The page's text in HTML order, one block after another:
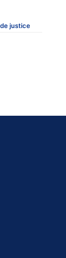
justice